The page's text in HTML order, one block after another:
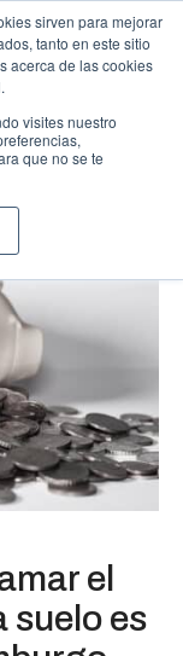
sirven para mejorar
tanto en este sitio
acerca de las cookies
visites nuestro
que no se te
el
suelo es